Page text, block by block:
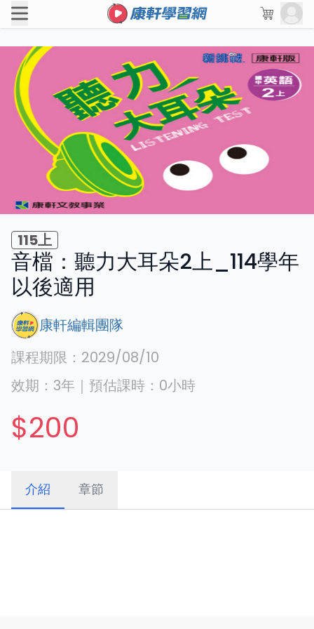
115上
音檔：聽力大耳朵2上_114學年
以後適用
康軒編輯團隊
課程期限： 2029/08/10
效期： 3年 ｜ 預估課時： 0小時
$200
介紹 章節